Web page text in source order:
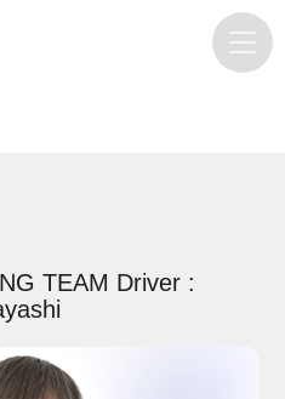
TEAM Driver :